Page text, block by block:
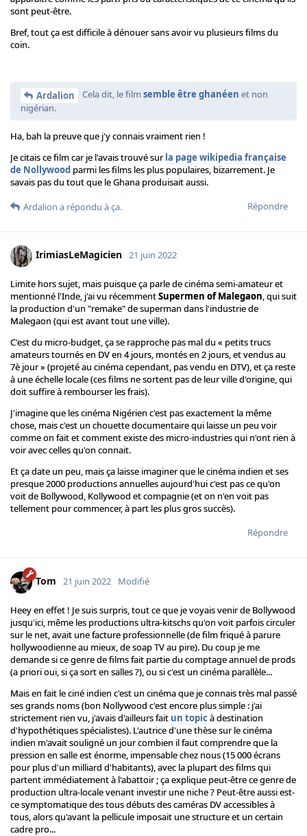
sont peut-être.
Bref, tout ça est difficile à dénouer sans avoir vu plusieurs films du
coin.
Ardalion Cela dit, le film semble être ghanéen et non
nigérian.
Ha, bah la preuve que j'y connais vraiment rien !
Je citais ce film car je l'avais trouvé surla page wikipedia française
de Nollywood parmi les films les plus populaires, bizarrement. Je
savais pas du tout que le Ghana produisait aussi.
Répondre
Ardalion a répondu à ça.
IrimiasLeMagicien 21 juin 2022
Limite hors sujet, mais puisque ça parle de cinéma semi-amateur et
mentionné l'Inde, j'ai vu récemmentSupermen of Malegaon , qui suit
la production d'un "remake" de superman dans l'industrie de
Malegaon (qui est avant tout une ville).
C'est du micro-budget, ça se rapproche pas mal du « petits trucs
amateurs tournés en DV en 4 jours, montés en 2 jours, et vendus au
7è jour » (projeté au cinéma cependant, pas vendu en DTV), et ça reste
à une échelle locale (ces films ne sortent pas de leur ville d'origine, qui
doit suffire à rembourser les frais).
J'imagine que les cinéma Nigérien c'est pas exactement la même
chose, mais c'est un chouette documentaire qui laisse un peu voir
comme on fait et comment existe des micro-industries qui n'ont rien à
voir avec celles qu'on connait.
Et ça date un peu, mais ça laisse imaginer que le cinéma indien et ses
presque 2000 productions annuelles aujourd'hui c'est pas ce qu'on
voit de Bollywood, Kollywood et compagnie (et on n'en voit pas
tellement pour commencer, à part les plus gros succès).
Répondre
Tom 21 juin 2022 Modifié
Heey en effet ! Je suis surpris, tout ce que je voyais venir de Bollywood
jusqu'ici, même les productions ultra-kitschs qu'on voit parfois circuler
sur le net, avait une facture professionnelle (de film friqué à parure
hollywoodienne au mieux, de soap TV au pire). Du coup je me
demande si ce genre de films fait partie du comptage annuel de prods
(a priori oui, si ça sort en salles ?), ou si c'est un cinéma parallèle...
Mais en fait le ciné indien c'est un cinéma que je connais très mal passé
ses grands noms (bon Nollywood c'est encore plus simple : j'ai
strictement rien vu, j'avais d'ailleurs fait un topic à destination
d'hypothétiques spécialistes). L'autrice d'une thèse sur le cinéma
indien m'avait souligné un jour combien il faut comprendre que la
pression en salle est énorme, impensable chez nous (15 000 écrans
pour plus d'un milliard d'habitants), avec la plupart des films qui
partent immédiatement à l'abattoir ; ça explique peut-être ce genre de
production ultra-locale venant investir une niche ? Peut-être aussi est-
ce symptomatique des tous débuts des caméras DV accessibles à
tous, alors qu'avant la pellicule imposait une structure et un certain
cadre pro...